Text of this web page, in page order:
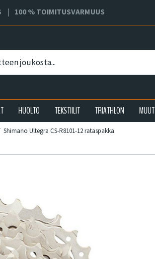
100 % TOIMITUSVARMUUS
HUOLTO TEKSTIILIT TRIATHLON MUUT
Shimano Ultegra CS-R8101-12 rataspakka